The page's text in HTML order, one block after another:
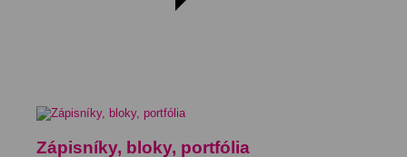
Zápisníky, bloky, portfólia